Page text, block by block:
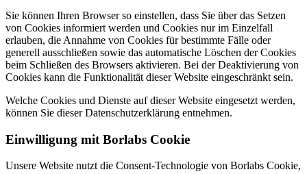
Sie können Ihren Browser so einstellen, dass Sie über das Setzen
von Cookies informiert werden und Cookies nur im Einzelfall
erlauben, die Annahme von Cookies für bestimmte Fälle oder
generell ausschließen sowie das automatische Löschen der Cookies
beim Schließen des Browsers aktivieren. Bei der Deaktivierung von
Cookies kann die Funktionalität dieser Website eingeschränkt sein.
Welche Cookies und Dienste auf dieser Website eingesetzt werden,
können Sie dieser Datenschutzerklärung entnehmen.
Einwilligung mit Borlabs Cookie
Unsere Website nutzt die Consent-Technologie von Borlabs Cookie,